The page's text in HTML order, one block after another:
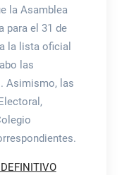
la Asamblea
para el 31 de
la lista oficial
las
Asimismo, las